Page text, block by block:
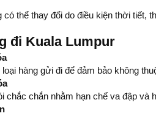
có thể thay đổi do điều kiện thời tiết,
đi Kuala Lumpur
hàng gửi đi để đảm bảo không
chắc chắn nhằm hạn chế va đập và